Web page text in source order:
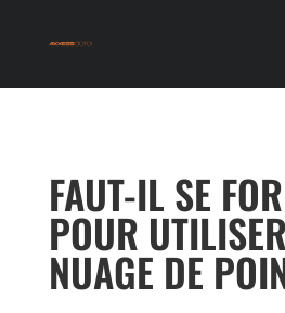
FAUT-IL SE
POUR
NUAGE DE